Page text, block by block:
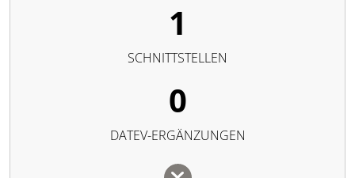
1
SCHNITTSTELLEN
0
DATEV-ERGÄNZUNGEN